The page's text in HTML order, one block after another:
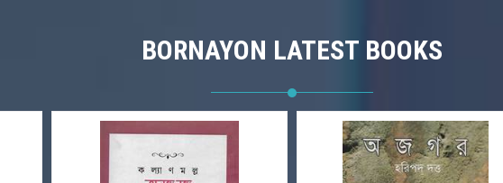
BORNAYON LATEST BOOKS